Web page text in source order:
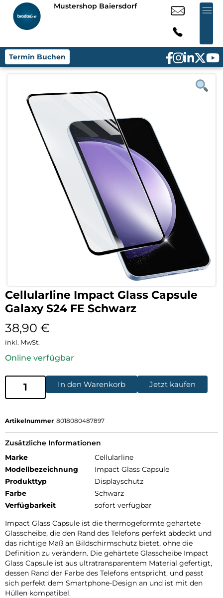
Mustershop Baiersdorf
Termin Buchen
Cellularline Impact Glass Capsule
Galaxy S24 FE Schwarz
38,90 €
inkl. MwSt.
Online verfügbar
In den Warenkorb Jetzt kaufen
Artikelnummer 8018080487897
Zusätzliche Informationen
Marke
Cellularline
Modellbezeichnung
Impact Glass Capsule
Produkttyp
Displayschutz
Farbe
Schwarz
Verfügbarkeit
sofort verfügbar
Impact Glass Capsule ist die thermogeformte gehärtete
Glasscheibe, die den Rand des Telefons perfekt abdeckt und
das richtige Maß an Bildschirmschutz bietet, ohne die
Definition zu verändern. Die gehärtete Glasscheibe Impact
Glass Capsule ist aus ultratransparentem Material gefertigt,
dessen Rand der Farbe des Telefons entspricht, und passt
sich perfekt dem Smartphone-Design an und ist mit den
Hüllen kompatibel.